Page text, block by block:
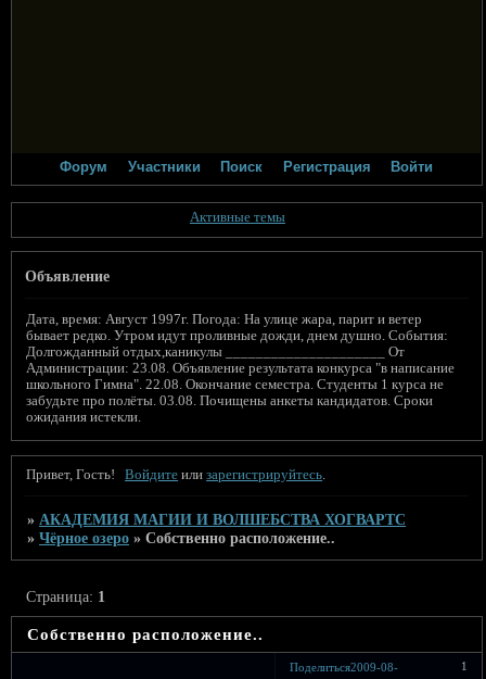
Форум Участники Поиск Регистрация Войти
Активные темы
Объявление
Дата, время: Август 1997г. Погода: На улице жара, парит и ветер
бывает редко. Утром идут проливные дожди, днем душно. События:
Долгожданный отдых,каникулы _____________________ От
Администрации: 23.08. Объявление результата конкурса "в написание
школьного Гимна". 22.08. Окончание семестра. Студенты 1 курса не
забудьте про полёты. 03.08. Почищены анкеты кандидатов. Сроки
ожидания истекли.
Привет, Гость! Войдите илизарегистрируйтесь.
» АКАДЕМИЯ МАГИИ И ВОЛШЕБСТВА ХОГВАРТС
»Чёрное озеро »Собственно расположение..
Собственно расположение..
Страница: 1
Поделиться 1
2009-08-